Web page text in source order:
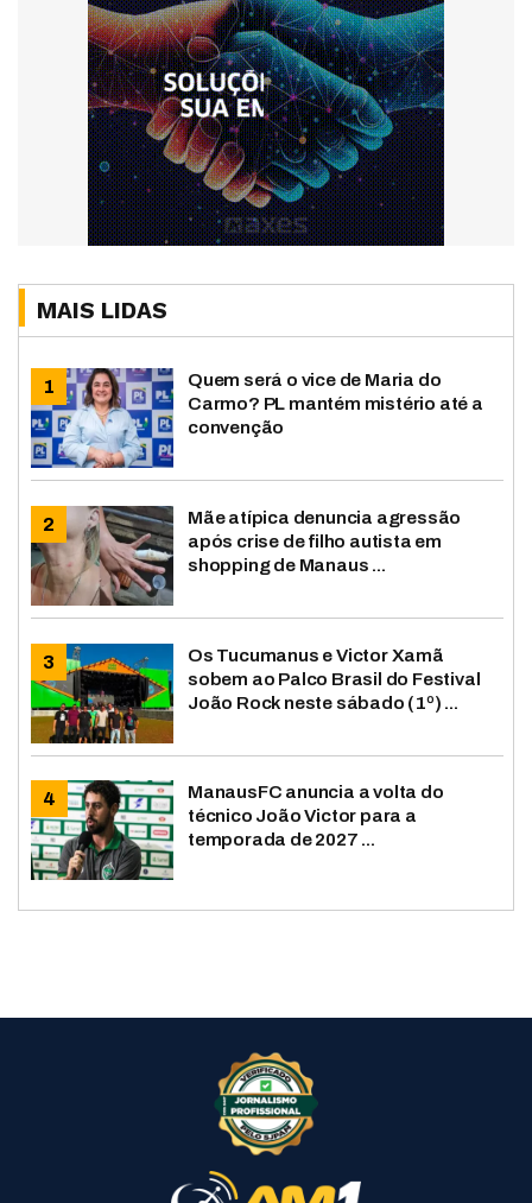
MAIS LIDAS
Quem será o vice de Maria do
Carmo? PL mantém mistério até a
convenção
Mãe atípica denuncia agressão
após crise de filho autista em
shopping de Manaus ...
Os Tucumanus e Victor Xamã
sobem ao Palco Brasil do Festival
João Rock neste sábado (1º) ...
ManausFC anuncia a volta do
técnico João Victor para a
temporada de 2027 ...